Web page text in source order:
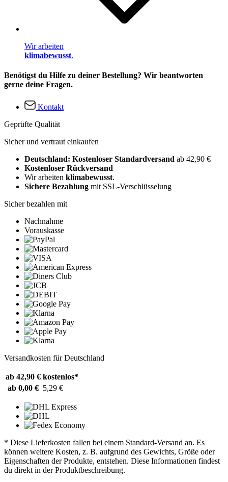
Wir arbeiten
klimabewusst.
Benötigst du Hilfe zu deiner Bestellung? Wir beantworten
gerne deine Fragen.
Kontakt
Geprüfte Qualität
Sicher und vertraut einkaufen
Deutschland: Kostenloser Standardversand ab 42,90 €
Kostenloser Rückversand
Wir arbeiten klimabewusst.
Sichere Bezahlung mit SSL-Verschlüsselung
Sicher bezahlen mit
Nachnahme
Vorauskasse
Versandkosten für Deutschland
ab 42,90 € kostenlos*
ab 0,00 € 5,29 €
* Diese Lieferkosten fallen bei einem Standard-Versand an. Es
können weitere Kosten, z. B. aufgrund des Gewichts, Größe oder
Eigenschaften der Produkte, entstehen. Diese Informationen findest
du direkt in der Produktbeschreibung.